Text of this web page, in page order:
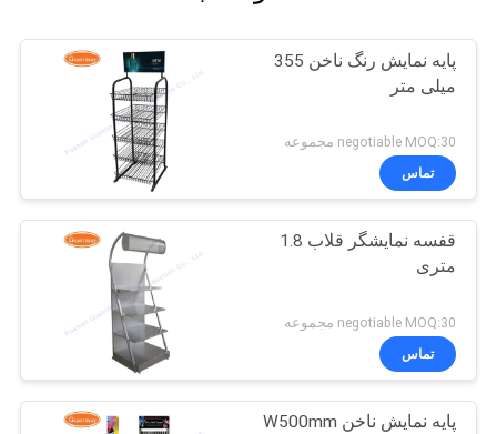
پایه نمایش رنگ ناخن 355
میلی متر
negotiable MOQ:30 مجموعه
تماس
قفسه نمایشگر قلاب 1.8
متری
negotiable MOQ:30 مجموعه
تماس
پایه نمایش ناخن W500mm